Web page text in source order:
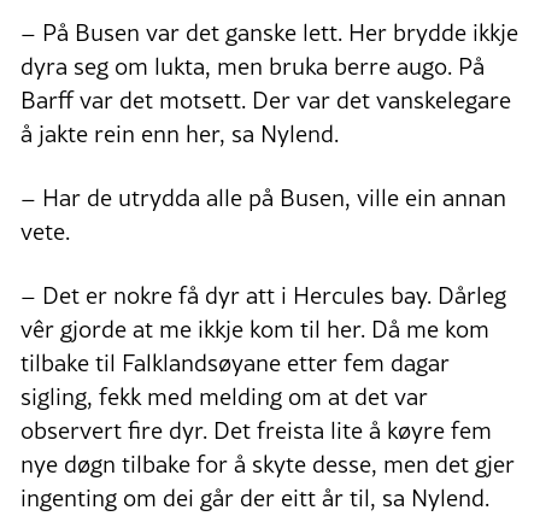
– På Busen var det ganske lett. Her brydde ikkje
dyra seg om lukta, men bruka berre augo. På
Barff var det motsett. Der var det vanskelegare
å jakte rein enn her, sa Nylend.
– Har de utrydda alle på Busen, ville ein annan
vete.
– Det er nokre få dyr att i Hercules bay. Dårleg
vêr gjorde at me ikkje kom til her. Då me kom
tilbake til Falklandsøyane etter fem dagar
sigling, fekk med melding om at det var
observert fire dyr. Det freista lite å køyre fem
nye døgn tilbake for å skyte desse, men det gjer
ingenting om dei går der eitt år til, sa Nylend.